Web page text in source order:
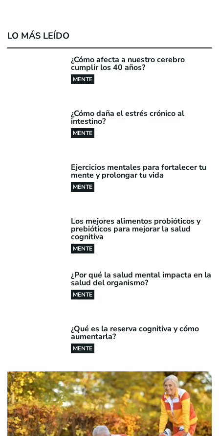
LO MÁS LEÍDO
¿Cómo afecta a nuestro cerebro
cumplir los 40 años?
MENTE
¿Cómo daña el estrés crónico al
intestino?
MENTE
Ejercicios mentales para fortalecer tu
mente y prolongar tu vida
MENTE
Los mejores alimentos probióticos y
prebióticos para mejorar la salud
cognitiva
MENTE
¿Por qué la salud mental impacta en la
salud del organismo?
MENTE
¿Qué es la reserva cognitiva y cómo
aumentarla?
MENTE